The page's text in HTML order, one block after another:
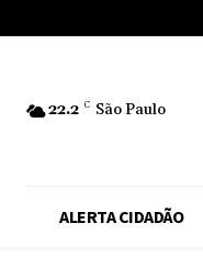
22.2 C São Paulo
ALERTA CIDADÃO